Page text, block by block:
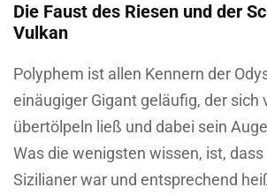
Die Faust des Riesen und der
Vulkan
Polyphem ist allen Kennern der
einäugiger Gigant geläufig, der sich
übertölpeln ließ und dabei sein
Was die wenigsten wissen, ist,
Sizilianer war und entsprechend